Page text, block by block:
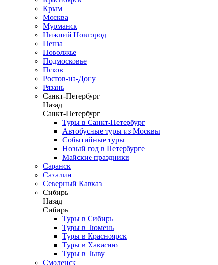
Крым
Москва
Мурманск
Нижний Новгород
Пенза
Поволжье
Подмосковье
Псков
Ростов-на-Дону
Рязань
Санкт-Петербург
Назад
Санкт-Петербург
Туры в Санкт-Петербург
Автобусные туры из Москвы
Событийные туры
Новый год в Петербурге
Майские праздники
Саранск
Сахалин
Северный Кавказ
Сибирь
Назад
Сибирь
Туры в Сибирь
Туры в Тюмень
Туры в Красноярск
Туры в Хакасию
Туры в Тыву
Смоленск